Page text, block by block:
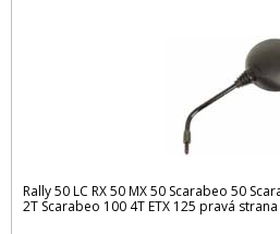
Rally 50 LC RX 50 MX 50 Scarabeo 50
2T Scarabeo 100 4T ETX 125 pravá strana